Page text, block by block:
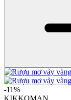
-11%
KIKKOMAN